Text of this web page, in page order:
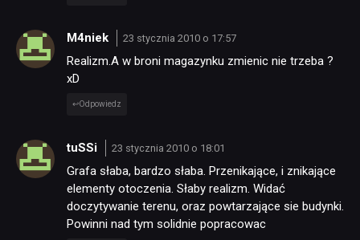
M4niek 23 stycznia 2010 o 17:57
Realizm.A w broni magazynku zmienic nie trzeba ?
xD
Odpowiedz
tuSSi 23 stycznia 2010 o 18:01
Grafa słaba, bardzo słaba. Przenikające, i znikające
elementy otoczenia. Słaby realizm. Widać
doczytywanie terenu, oraz powtarzające sie budynki.
Powinni nad tym solidnie popracowac